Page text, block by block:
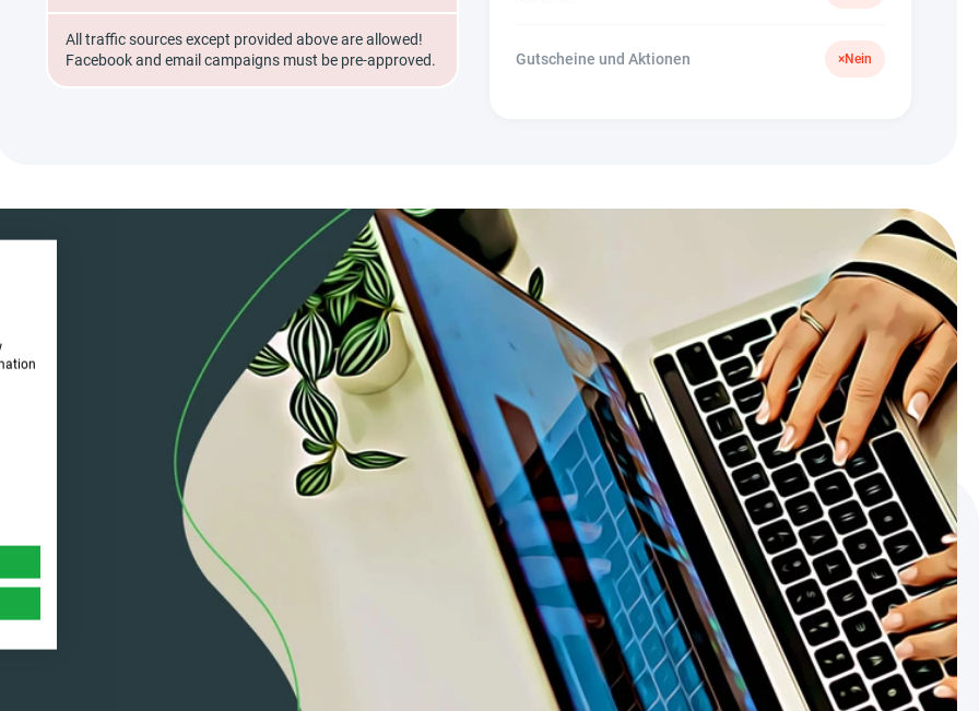
All traffic sources except provided above are allowed!
Facebook and email campaigns must be pre-approved.
Gutscheine und Aktionen ×Nein